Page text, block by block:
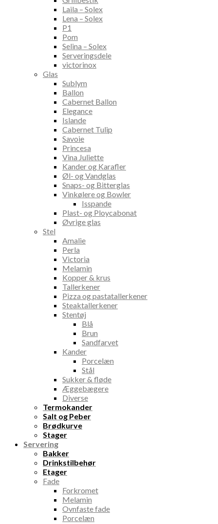
Laila – Solex
Lena – Solex
P1
Pom
Selina – Solex
Serveringsdele
victorinox
Glas
Sublym
Ballon
Cabernet Ballon
Elegance
Islande
Cabernet Tulip
Savoie
Princesa
Vina Juliette
Kander og Karafler
Øl- og Vandglas
Snaps- og Bitterglas
Vinkølere og Bowler
Isspande
Plast- og Ploycabonat
Øvrige glas
Stel
Amalie
Perla
Victoria
Melamin
Kopper & krus
Tallerkener
Pizza og pastatallerkener
Steaktallerkener
Stentøj
Blå
Brun
Sandfarvet
Kander
Porcelæn
Stål
Sukker & fløde
Æggebægere
Diverse
Termokander
Salt og Peber
Brødkurve
Stager
Servering
Bakker
Drinkstilbehør
Etager
Fade
Forkromet
Melamin
Ovnfaste fade
Porcelæn